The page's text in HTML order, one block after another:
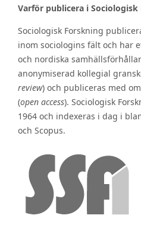
Varför publicera i Sociologisk
Sociologisk Forskning
inom sociologins fält och har
och nordiska
anonymiserad kollegial
review) och publiceras med
(open access). Sociologisk
1964 och indexeras i dag i
och Scopus.